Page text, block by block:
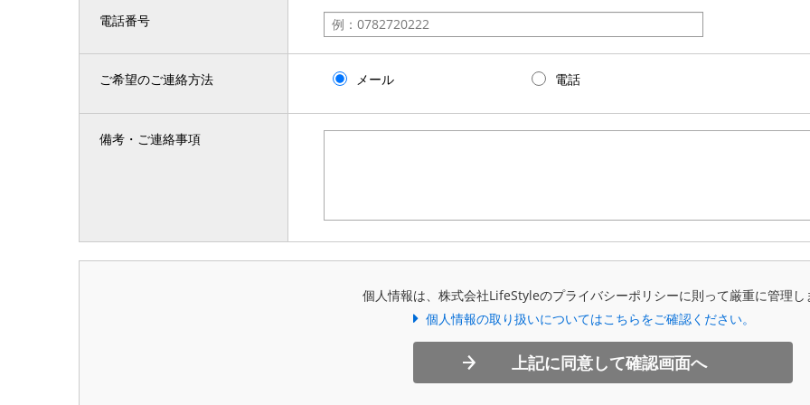
電話番号
ご希望のご連絡方法 メール 電話
備考・ご連絡事項
個人情報は、株式会社LifeStyleのプライバシーポリシーに則って厳重に管理し
個人情報の取り扱いについてはこちらをご確認ください。
上記に同意して確認画面へ